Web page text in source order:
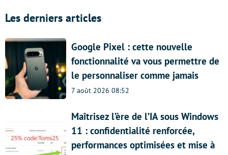
Les derniers articles
Google Pixel : cette nouvelle
fonctionnalité va vous permettre de
le personnaliser comme jamais
7 août 2026 08:52
Maîtrisez l’ère de l’IA sous Windows
11 : confidentialité renforcée,
performances optimisées et mise à